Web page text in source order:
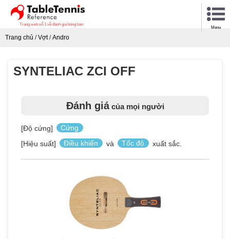
Trang web số 1 về đánh giá bóng bàn
Menu
Trang chủ /Vợt/Andro
SYNTELIAC ZCI OFF
Đánh giácủa mọi người
[Độ cứng]
Cứng
[Hiệu suất]
Điều khiển và Tốc độ xuất sắc.